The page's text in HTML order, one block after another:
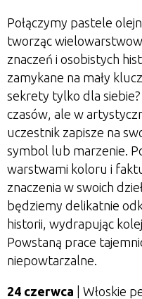
Połączymy pastele
tworząc
znaczeń i osobistych
zamykane na mały
sekrety tylko dla
czasów, ale w
uczestnik zapisze na
symbol lub marzenie.
warstwami koloru i
znaczenia w swoich
będziemy delikatnie
historii, wydrapując
Powstaną prace
niepowtarzalne.
24 czerwca | Włoskie